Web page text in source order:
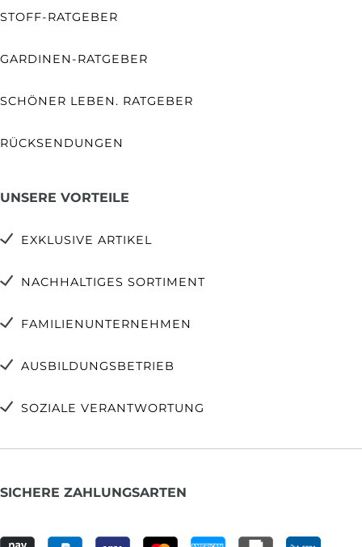
STOFF-RATGEBER
GARDINEN-RATGEBER
SCHÖNER LEBEN. RATGEBER
RÜCKSENDUNGEN
UNSERE VORTEILE
EXKLUSIVE ARTIKEL
NACHHALTIGES SORTIMENT
FAMILIENUNTERNEHMEN
AUSBILDUNGSBETRIEB
SOZIALE VERANTWORTUNG
SICHERE ZAHLUNGSARTEN